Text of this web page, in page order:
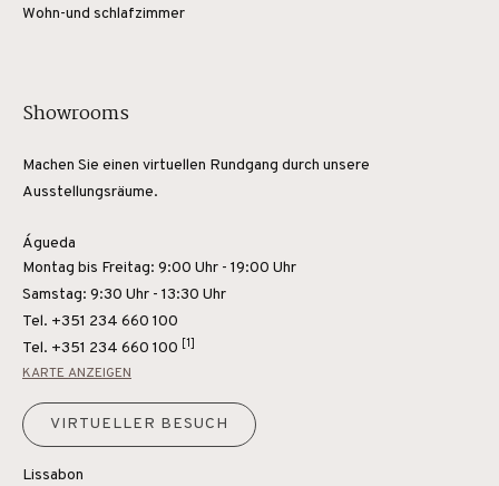
Wohn-und schlafzimmer
Showrooms
Machen Sie einen virtuellen Rundgang durch unsere
Ausstellungsräume.
Águeda
Montag bis Freitag: 9:00 Uhr - 19:00 Uhr
Samstag: 9:30 Uhr - 13:30 Uhr
Tel. +351 234 660 100
Tel. +351 234 660 100 [1]
KARTE ANZEIGEN
VIRTUELLER BESUCH
Lissabon